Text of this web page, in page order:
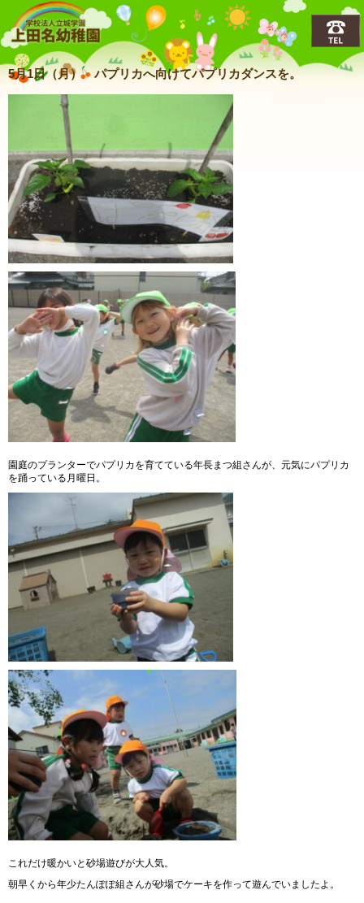
上田名(うえだな)幼稚園
5月1日（月） パプリカへ向けてパプリカダンスを。
園庭のプランターでパプリカを育てている年長まつ組さんが、元気にパプリカ
を踊っている月曜日。
これだけ暖かいと砂場遊びが大人気。
朝早くから年少たんぽぽ組さんが砂場でケーキを作って遊んでいましたよ。